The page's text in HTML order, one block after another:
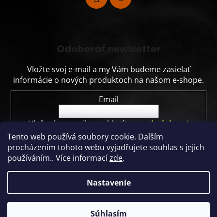
Tento web používá soubory cookie. Dalším
procházením tohoto webu vyjadřujete souhlas s jejich
používáním.. Více informacízde.
Nastavenie
Súhlasím
Dodávame nielen automaty, ale aj kompletné vendingové
Odoberať newsletter
Vložte svoj e-mail a my Vám budeme zasielať
informácie o nových produktoch na našom e-shope.
Email
Vložením e-mailu souhlasíte s
podmínkami
ochrany osobních údajů
PRIHLÁSIŤ SA